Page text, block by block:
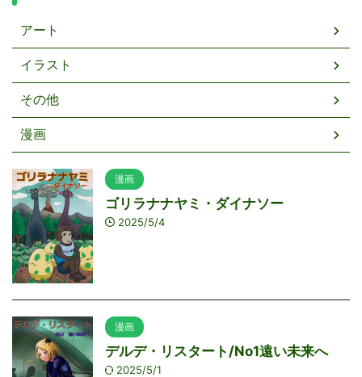
アート
イラスト
その他
漫画
漫画
ゴリラナナヤミ・ダイナソー
2025/5/4
漫画
デルデ・リスタート/No1遠い未来へ
2025/5/1